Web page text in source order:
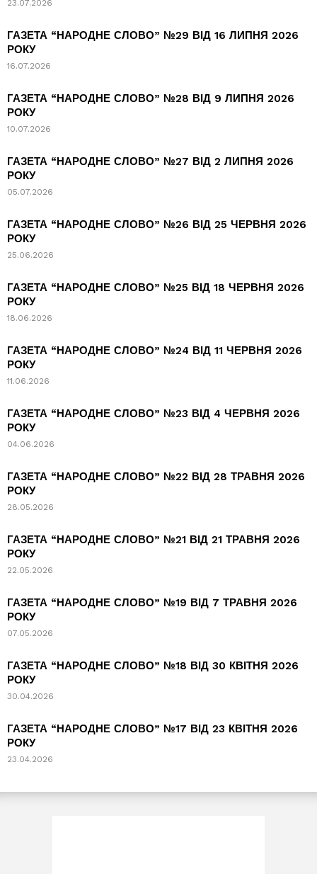
23.07.2026
ГАЗЕТА “НАРОДНЕ СЛОВО” №29 ВІД 16 ЛИПНЯ 2026
РОКУ
16.07.2026
ГАЗЕТА “НАРОДНЕ СЛОВО” №28 ВІД 9 ЛИПНЯ 2026
РОКУ
10.07.2026
ГАЗЕТА “НАРОДНЕ СЛОВО” №27 ВІД 2 ЛИПНЯ 2026
РОКУ
05.07.2026
ГАЗЕТА “НАРОДНЕ СЛОВО” №26 ВІД 25 ЧЕРВНЯ 2026
РОКУ
25.06.2026
ГАЗЕТА “НАРОДНЕ СЛОВО” №25 ВІД 18 ЧЕРВНЯ 2026
РОКУ
18.06.2026
ГАЗЕТА “НАРОДНЕ СЛОВО” №24 ВІД 11 ЧЕРВНЯ 2026
РОКУ
11.06.2026
ГАЗЕТА “НАРОДНЕ СЛОВО” №23 ВІД 4 ЧЕРВНЯ 2026
РОКУ
04.06.2026
ГАЗЕТА “НАРОДНЕ СЛОВО” №22 ВІД 28 ТРАВНЯ 2026
РОКУ
28.05.2026
ГАЗЕТА “НАРОДНЕ СЛОВО” №21 ВІД 21 ТРАВНЯ 2026
РОКУ
22.05.2026
ГАЗЕТА “НАРОДНЕ СЛОВО” №19 ВІД 7 ТРАВНЯ 2026
РОКУ
07.05.2026
ГАЗЕТА “НАРОДНЕ СЛОВО” №18 ВІД 30 КВІТНЯ 2026
РОКУ
30.04.2026
ГАЗЕТА “НАРОДНЕ СЛОВО” №17 ВІД 23 КВІТНЯ 2026
РОКУ
23.04.2026